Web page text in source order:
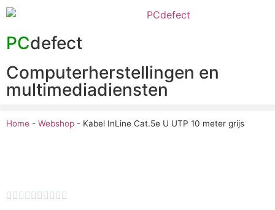
PCdefect
Computerherstellingen en
multimediadiensten
Home - Webshop - Kabel InLine Cat.5e U UTP 10 meter grijs
         